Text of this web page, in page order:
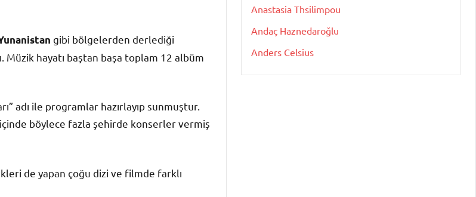
gibi bölgelerden derlediği
Müzik hayatı baştan başa toplam 12 albüm
adı ile programlar hazırlayıp sunmuştur.
böylece fazla şehirde konserler vermiş
de yapan çoğu dizi ve filmde farklı
Anastasia Thsilimpou
Andaç Haznedaroğlu
Anders Celsius